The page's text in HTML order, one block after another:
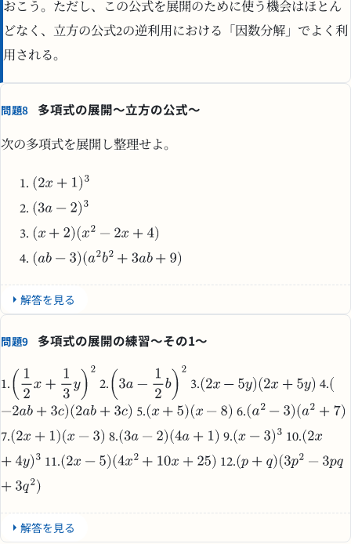
おこう。ただし、この公式を展開のために使う機会はほとん
どなく、立方の公式2の逆利用における「因数分解」でよく利
用される。
問題8 多項式の展開～立方の公式～
次の多項式を展開し整理せよ。
解答を見る
問題9 多項式の展開の練習～その1～
1. 2. 3. 4.
5.
6.
7.
8. 9.
10.
11.
12.
解答を見る